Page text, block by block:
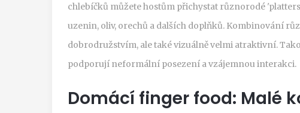
chlebíčků můžete hostům přichystat různorodé
uzenin, oliv, orechů a dalších doplňků. Kombinování
dobrodružstvím, ale také vizuálně velmi atraktivní.
podporují neformální posezení a vzájemnou interakci.
Domácí finger food: Malé